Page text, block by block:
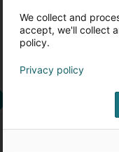
We collect and
accept, we'll collect
policy.
Privacy policy